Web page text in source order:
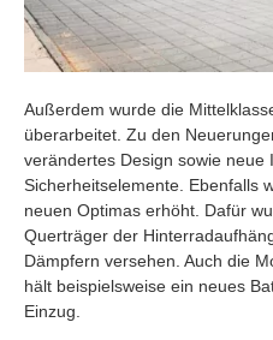
Außerdem wurde die
überarbeitet. Zu den
verändertes Design sowie neue
Sicherheitselemente. Ebenfalls
neuen Optimas erhöht. Dafür
Querträger der
Dämpfern versehen. Auch die
hält beispielsweise ein neues
Einzug.